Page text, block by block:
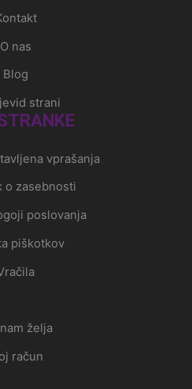
O nas
Blog
strani
vprašanja
o zasebnosti
poslovanja
piškotkov
želja
račun